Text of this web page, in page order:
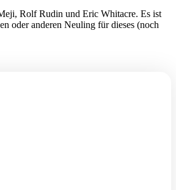
Rolf Rudin und Eric Whitacre. Es ist
oder anderen Neuling für dieses (noch